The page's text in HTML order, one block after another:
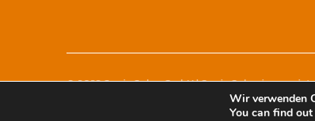
© 2023 Sonic Sales GmbH | Sonic Sales is a
Wir verwenden
You can find